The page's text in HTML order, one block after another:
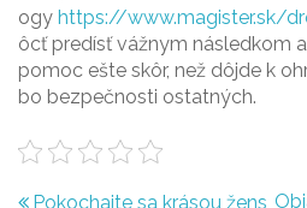
ogy https://www.magister.sk/
ôcť predísť vážnym následkom
pomoc ešte skôr, než dôjde k
bo bezpečnosti ostatných.
Pokochajte sa krásou žens